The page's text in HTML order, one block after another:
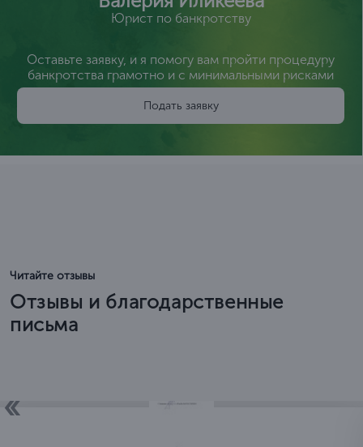
Юрист по банкротству
Оставьте заявку, и я помогу вам пройти процедуру
банкротства грамотно и с минимальными рисками
Подать заявку
Читайте отзывы
Отзывы и благодарственные
письма